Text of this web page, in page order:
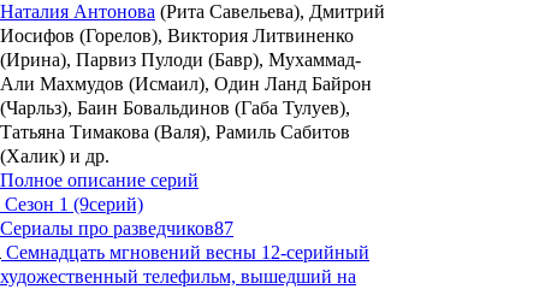
Наталия Антонова (Рита Савельева), Дмитрий
Иосифов (Горелов), Виктория Литвиненко
(Ирина), Парвиз Пулоди (Бавр), Мухаммад-
Али Махмудов (Исмаил), Один Ланд Байрон
(Чарльз), Баин Бовальдинов (Габа Тулуев),
Татьяна Тимакова (Валя), Рамиль Сабитов
(Халик) и др.
Полное описание серий
Сезон 1 (9серий)
Сериалы про разведчиков87
Семнадцать мгновений весны 12-серийный
художественный телефильм, вышедший на